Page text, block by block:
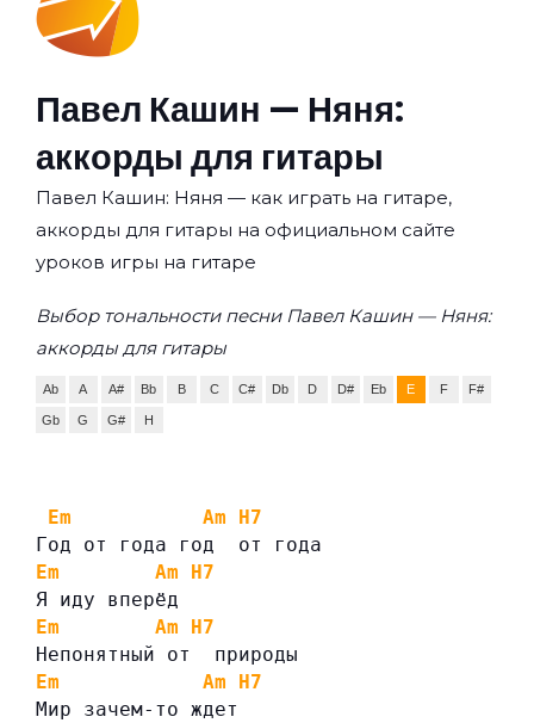
Павел Кашин — Няня:
аккорды для гитары
Павел Кашин: Няня — как играть на гитаре,
аккорды для гитары на официальном сайте
уроков игры на гитаре
Выбор тональности песни Павел Кашин — Няня:
аккорды для гитары
Ab A A# Bb B C C# Db D D# Eb E F F#
Gb G G# H
Em Am
H7
Год от года год  от года
Em
Am
H7
Я иду вперёд
Em
Am
H7
Непонятный от  природы
Em
Am
H7
Мир зачем-то ждет